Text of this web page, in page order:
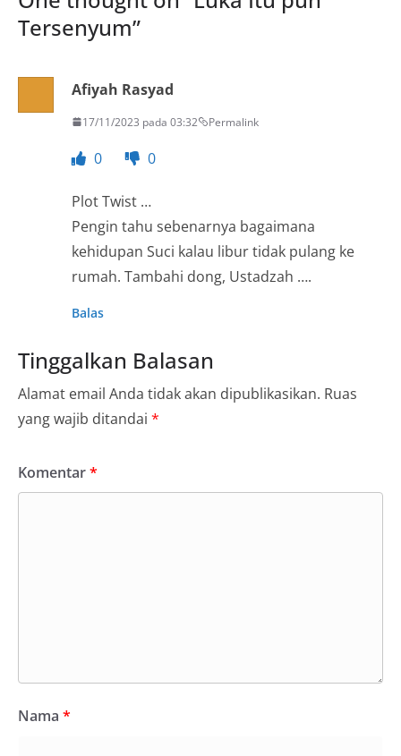
Tersenyum”
Afiyah Rasyad
17/11/2023 pada 03:32 Permalink
0 0
Plot Twist …
Pengin tahu sebenarnya bagaimana
kehidupan Suci kalau libur tidak pulang ke
rumah. Tambahi dong, Ustadzah ….
Balas
Tinggalkan Balasan
Alamat email Anda tidak akan dipublikasikan. Ruas
yang wajib ditandai *
Komentar*
Nama *